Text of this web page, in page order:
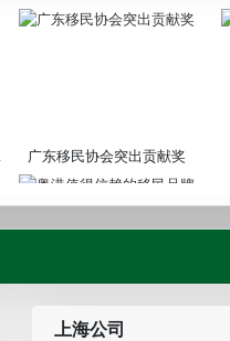
广东移民协会突出贡献奖
粤港值得信赖的移民品牌
上海公司